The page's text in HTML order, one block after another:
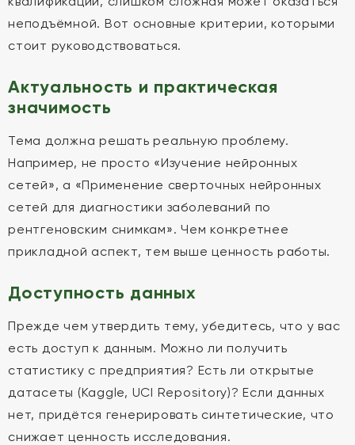
неподъёмной. Вот основные критерии, которыми
стоит руководствоваться.
Актуальность и практическая
значимость
Тема должна решать реальную проблему.
Например, не просто «Изучение нейронных
сетей», а «Применение сверточных нейронных
сетей для диагностики заболеваний по
рентгеновским снимкам». Чем конкретнее
прикладной аспект, тем выше ценность работы.
Доступность данных
Прежде чем утвердить тему, убедитесь, что у вас
есть доступ к данным. Можно ли получить
статистику с предприятия? Есть ли открытые
датасеты (Kaggle, UCI Repository)? Если данных
нет, придётся генерировать синтетические, что
снижает ценность исследования.